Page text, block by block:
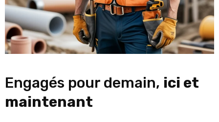
Engagés pour demain, ici et
maintenant